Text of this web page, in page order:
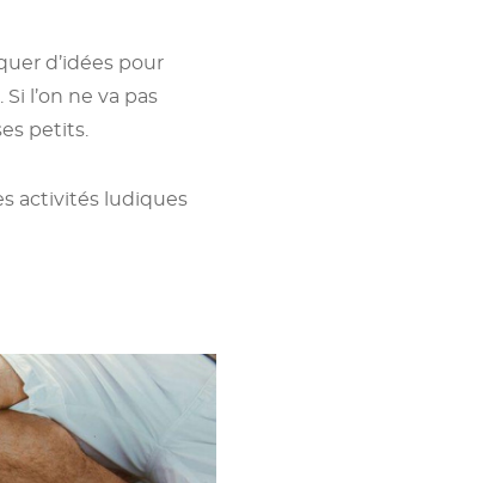
d’idées pour
l’on ne va pas
petits.
activités ludiques